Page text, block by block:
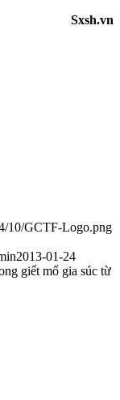
Sxsh.vn
10/GCTF-Logo.png
2013-01-24
giết mổ gia súc từ